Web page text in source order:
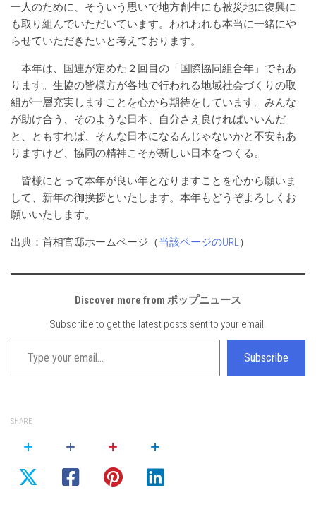
一人のために、そういう思いで地方創生にも被災地に復興に
も取り組んでいただいています。われわれも本当に一緒にや
らせていただきたいと考えております。
本年は、国連が定めた２回目の「国際協同組合年」でもあ
ります。生協の皆様方が各地で行われる地域社会づくりの取
組が一層充実しますことを心から期待をしています。みんな
が助け合う、そのような日本、自分さえ良ければいいんだ
と、ともすれば、そんな日本になるんじゃないかと不安もあ
りますけど、協同の精神こそが新しい日本をつくる。
皆様にとって本年が良い年となりますことを心から願いま
して、新年の御挨拶といたします。本年もどうぞよろしくお
願いいたします。
出典：首相官邸ホームページ（当該ページのURL）
Discover more from ポップニュース
Subscribe to get the latest posts sent to your email.
Type your email…
Subscribe
SHARE